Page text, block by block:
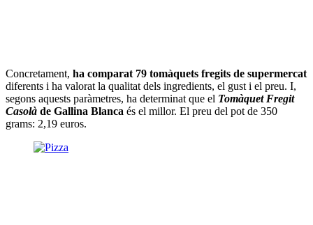
Concretament, ha comparat 79 tomàquets fregits de supermercat
diferents i ha valorat la qualitat dels ingredients, el gust i el preu. I,
segons aquests paràmetres, ha determinat que el Tomàquet Fregit
Casolà de Gallina Blanca és el millor. El preu del pot de 350
grams: 2,19 euros.